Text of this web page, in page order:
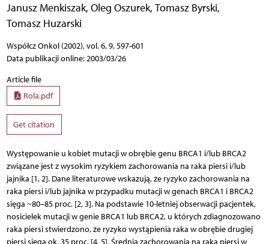
Janusz Menkiszak, Oleg Oszurek, Tomasz Byrski,
Tomasz Huzarski
Współcz Onkol (2002), vol. 6, 9, 597-601
Data publikacji online: 2003/03/26
Article file
Rola.pdf
Get citation
Występowanie u kobiet mutacji w obrębie genu BRCA1 i/lub BRCA2
związane jest z wysokim ryzykiem zachorowania na raka piersi i/lub
jajnika [1, 2]. Dane literaturowe wskazują, że ryzyko zachorowania na
raka piersi i/lub jajnika w przypadku mutacji w genach BRCA1 i BRCA2
sięga ~80–85 proc. [2, 3]. Na podstawie 10-letniej obserwacji pacjentek,
nosicielek mutacji w genie BRCA1 lub BRCA2, u których zdiagnozowano
raka piersi stwierdzono, że ryzyko wystąpienia raka w obrębie drugiej
piersi sięga ok. 35 proc. [4, 5]. Średnia zachorowania na raka piersi w